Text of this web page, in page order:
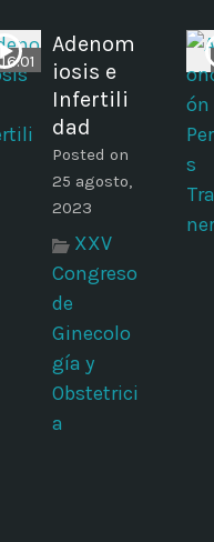
16:01
Adenom
iosis e
Infertili
dad
Posted on
25 agosto,
2023
XXV
Congreso
de
Ginecolo
gía y
Obstetrici
a